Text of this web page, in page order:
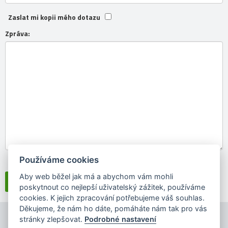
Zaslat mi kopii mého dotazu
Zpráva:
Souhlasím sezpracováním osobních údajů
Používáme cookies
Aby web běžel jak má a abychom vám mohli
poskytnout co nejlepší uživatelský zážitek, používáme
cookies. K jejich zpracování potřebujeme váš souhlas.
Děkujeme, že nám ho dáte, pomáháte nám tak pro vás
stránky zlepšovat. Podrobné nastavení